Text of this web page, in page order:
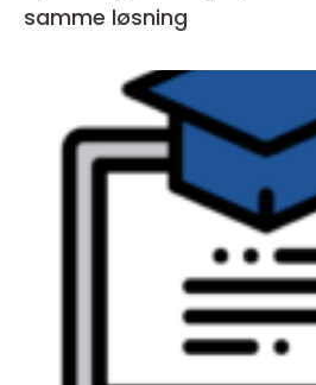
samme løsning